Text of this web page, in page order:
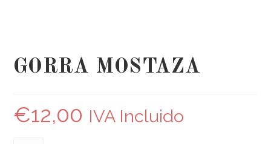
GORRA MOSTAZA
€12,00 IVA Incluido